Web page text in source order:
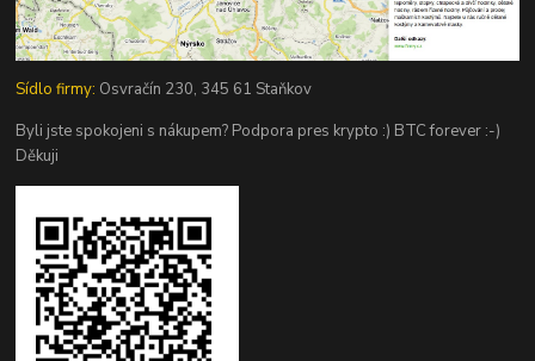
Sídlo firmy: Osvračín 230, 345 61 Staňkov
Byli jste spokojeni s nákupem? Podpora pres krypto :) BTC forever :-)
Děkuji